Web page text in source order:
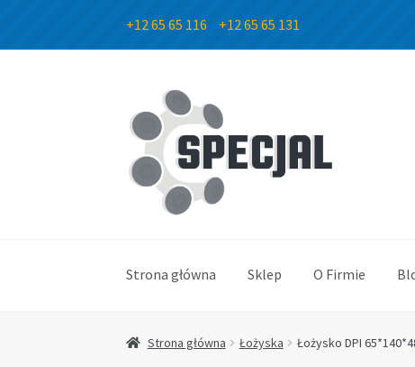
+12 65 65 116 +12 65 65 131
Przejdź
do
nawigacji
Przejdź
do
treści
Strona główna Sklep O Firmie
Strona główna Łożyska Łożysko DPI